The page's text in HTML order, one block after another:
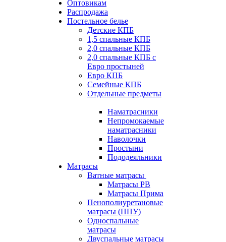
Оптовикам
Распродажа
Постельное белье
Детские КПБ
1,5 спальные КПБ
2,0 спальные КПБ
2,0 спальные КПБ с
Евро простыней
Евро КПБ
Семейные КПБ
Отдельные предметы
Наматрасники
Непромокаемые
наматрасники
Наволочки
Простыни
Пододеяльники
Матрасы
Ватные матрасы
Матрасы РВ
Матрасы Прима
Пенополиуретановые
матрасы (ППУ)
Односпальные
матрасы
Двуспальные матрасы